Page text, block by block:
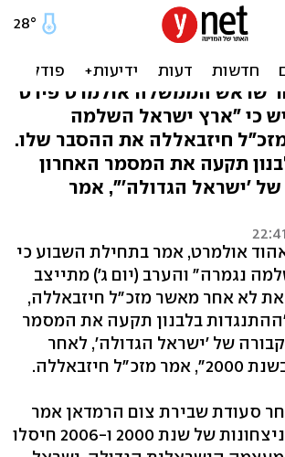
את חזון
השלמה
שראש הממשלה אולמרט פירט
כי "ארץ ישראל השלמה
חיזבאללה את ההסבר שלו.
תקעה את המסמר האחרון
של 'ישראל הגדולה'", אמר
אולמרט, אמר בתחילת השבוע כי
נגמרה" והערב (יום ג') מתייצב
לא אחר מאשר מזכ"ל חיזבאללה,
בלבנון תקעה את המסמר
של 'ישראל הגדולה', לאחר
סעודת שבירת צום הרמדאן אמר
נסראללה, כי "הניצחונות של שנת 2000 ו-2006 חיסלו